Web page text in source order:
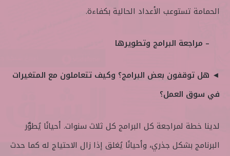
الحمامة تستوعب الأعداد الحالية بكفاءة.
– مراجعة البرامج وتطويرها
◄ هل توقفون بعض البرامج؟ وكيف تتعاملون مع المتغيرات
في سوق العمل؟
لدينا خطة لمراجعة كل البرامج كل ثلاث سنوات. أحيانًا يُطوَّر
البرنامج بشكل جذري، وأحيانًا يُغلق إذا زال الاحتياج له كما حدث